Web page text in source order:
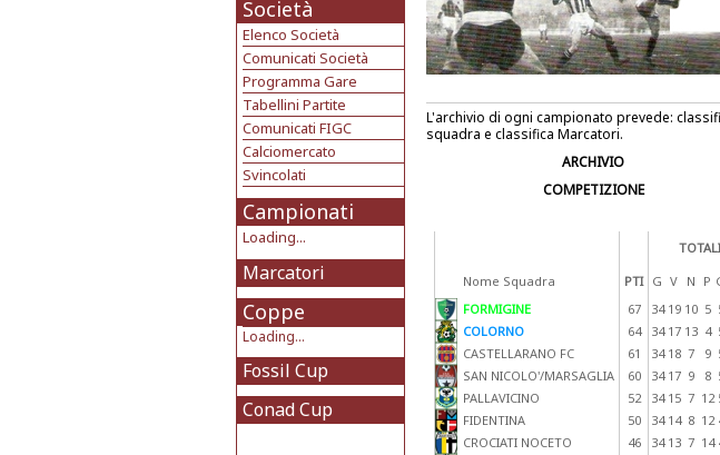
Società
Elenco Società
Comunicati Società
Programma Gare
Tabellini Partite
Comunicati FIGC
Calciomercato
Svincolati
Campionati
Loading...
Marcatori
Coppe
Loading...
Fossil Cup
Conad Cup
L'archivio di ogni campionato prevede:
squadra e classifica Marcatori.
ARCHIVIO
COMPETIZIONE
TOTALI
Nome Squadra
PTI G V N P
FORMIGINE
67 34 19 10 5
COLORNO
64 34 17 13 4
CASTELLARANO FC
61 34 18 7 9
SAN NICOLO'/MARSAGLIA
60 34 17 9 8
PALLAVICINO
52 34 15 7 12
FIDENTINA
50 34 14 8 12
CROCIATI NOCETO
46 34 13 7 14